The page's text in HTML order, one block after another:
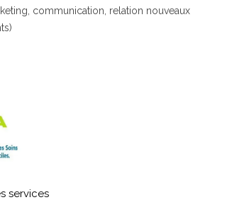
communication, relation nouveaux
services